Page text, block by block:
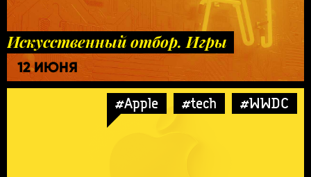
Искусственный отбор. Игры
12 ИЮНЯ
#Apple #tech #WWDC